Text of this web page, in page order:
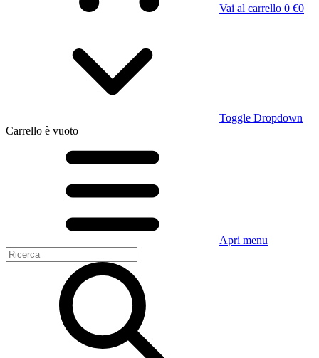
Vai al carrello 0 €0
Toggle Dropdown
Carrello è vuoto
Apri menu